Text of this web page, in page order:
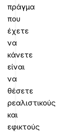
πράγμα
που
έχετε
να
κάνετε
είναι
να
θέσετε
ρεαλιστικούς
και
εφικτούς